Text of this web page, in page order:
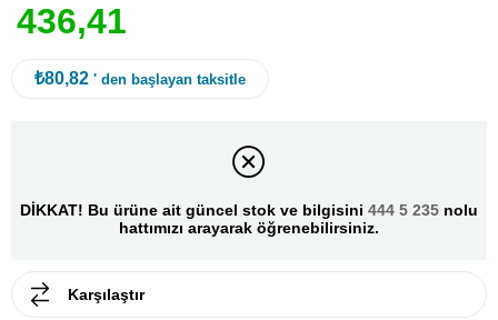
436,41
₺80,82 ' den başlayan taksitle
DİKKAT! Bu ürüne ait güncel stok ve bilgisini 444 5 235 nolu
hattımızı arayarak öğrenebilirsiniz.
Karşılaştır